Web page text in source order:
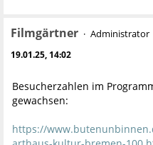
Filmgärtner Administrator
19.01.25, 14:02
Besucherzahlen im
gewachsen:
https://